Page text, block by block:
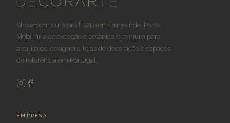
Showroom curatorial B2B em Ermesinde, Porto.
Mobiliário de exceção e botânica premium para
arquitetos, designers, lojas de decoração e espaços
de referência em Portugal.
EMPRESA